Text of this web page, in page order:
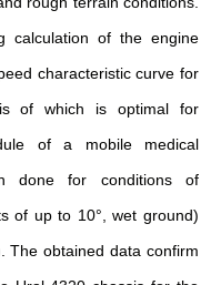
calculation of the engine
characteristic curve for
of which is optimal for
of a mobile medical
done for conditions of
of up to 10°, wet ground)
The obtained data confirm